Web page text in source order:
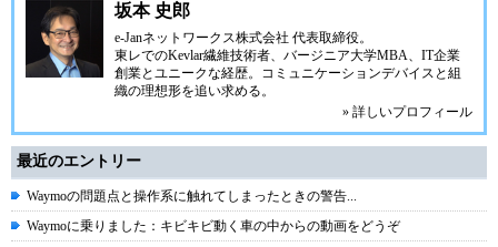
坂本 史郎
e-Janネットワークス株式会社 代表取締役。
東レでのKevlar繊維技術者、 バージニア大学MBA、IT企業
創業とユニークな経歴。 コミュニケーションデバイスと組
織の理想形を追い求める。
» 詳しいプロフィール
最近のエントリー
Waymoの問題点と操作系に触れてしまったときの警告...
Waymoに乗りました：キビキビ動く車の中からの動画をどうぞ